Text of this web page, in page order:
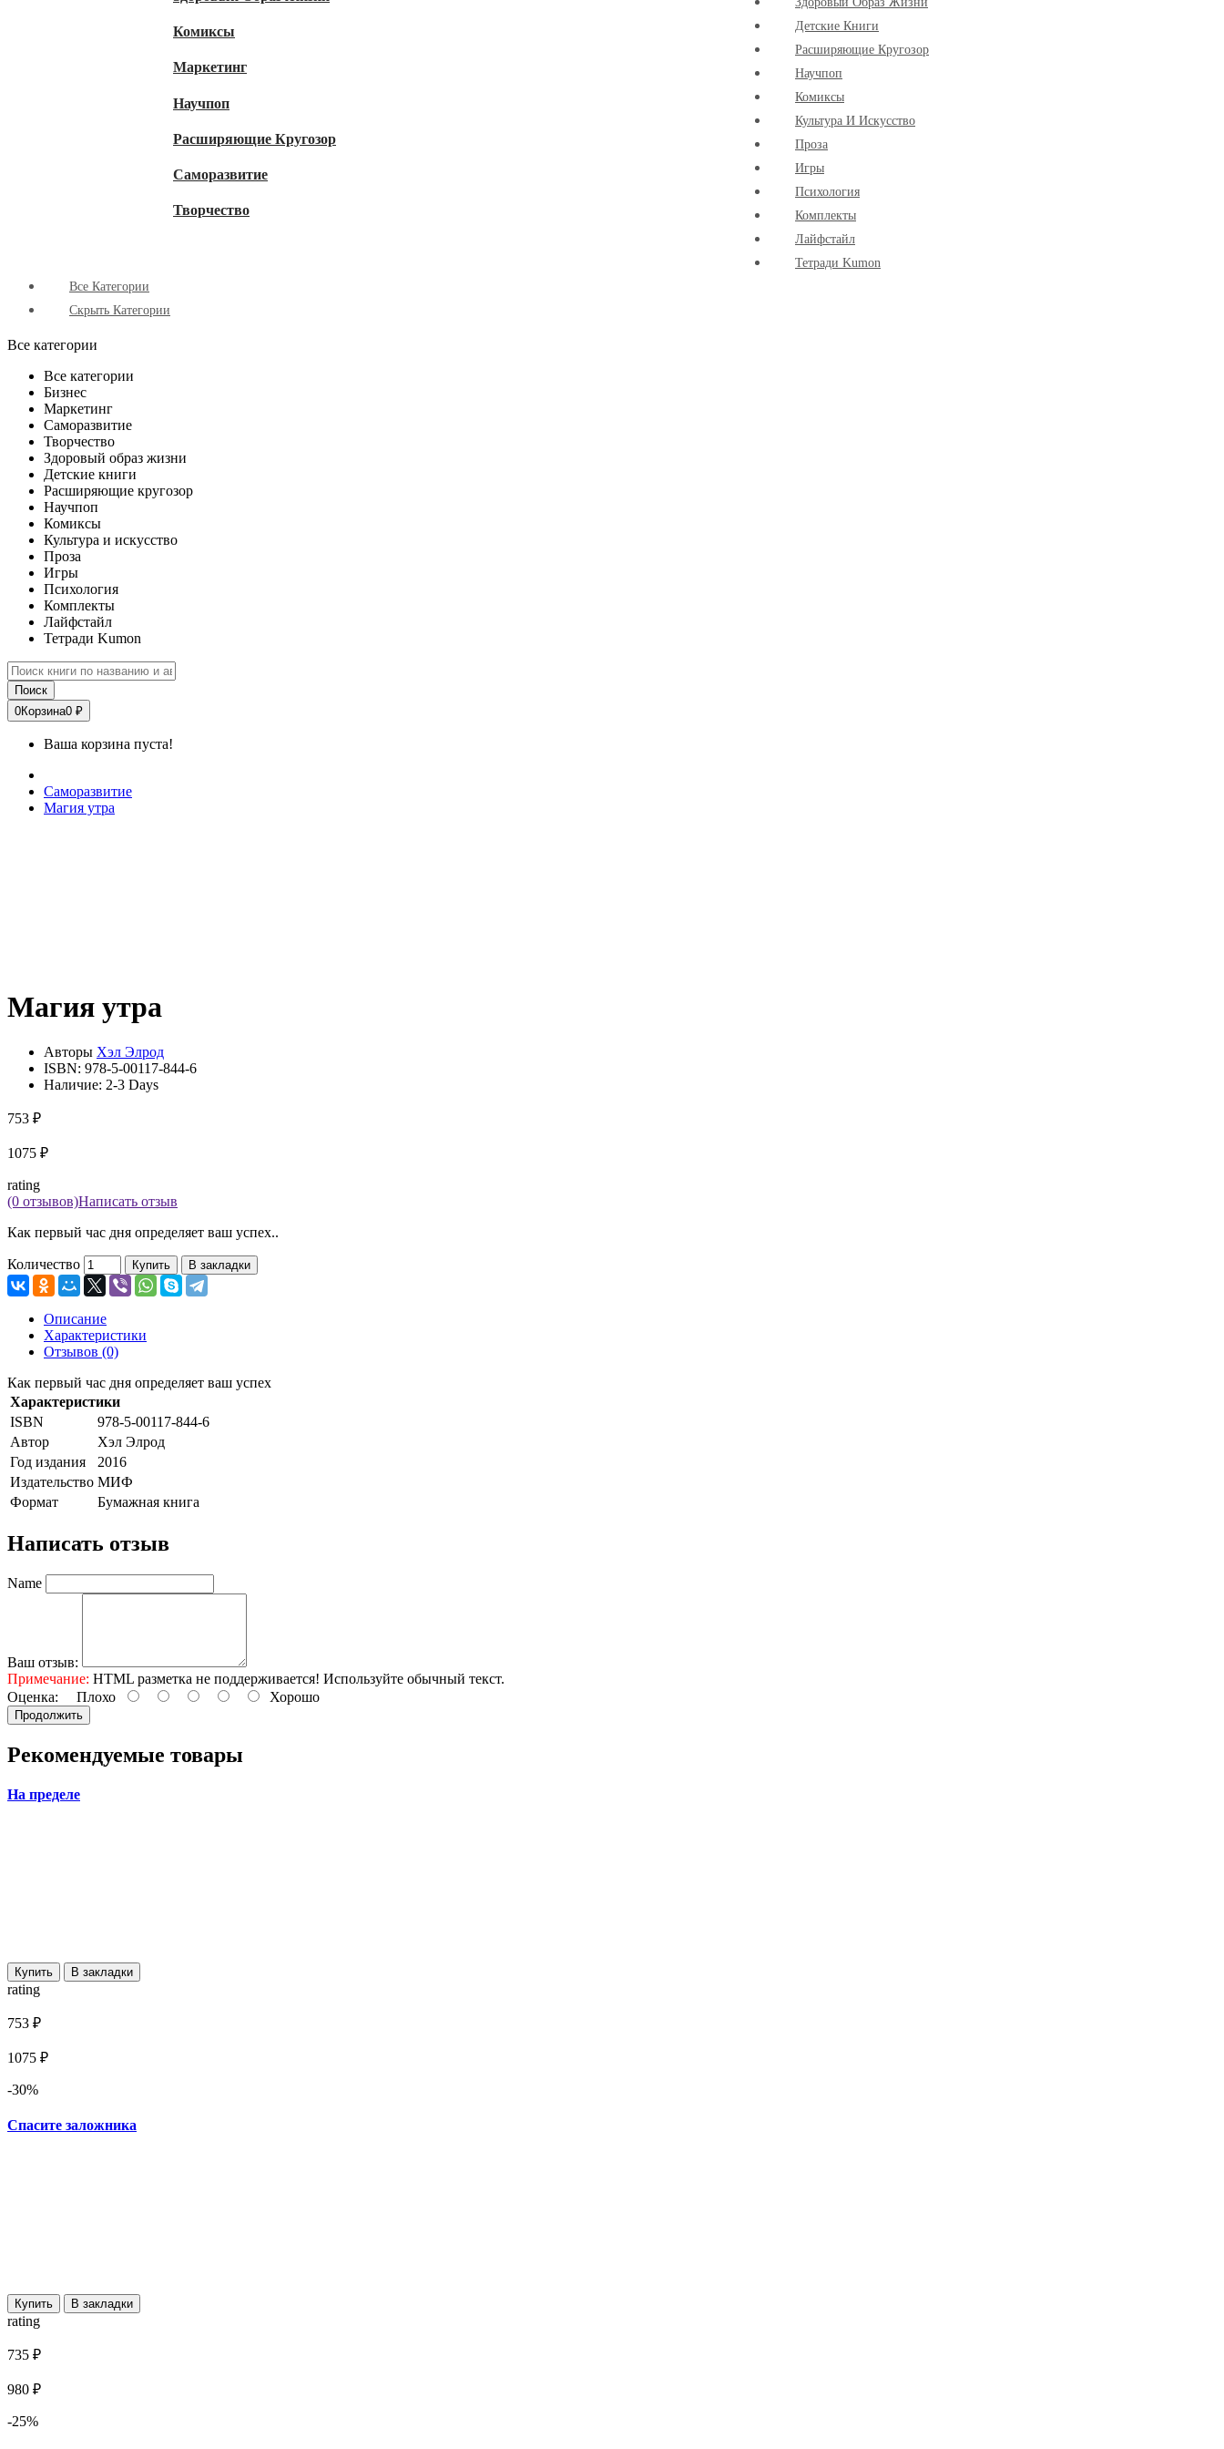
Комиксы
Маркетинг
Научпоп
Расширяющие Кругозор
Cаморазвитие
Творчество
Детские Книги
Расширяющие Кругозор
Научпоп
Комиксы
Культура И Искусство
Проза
Игры
Психология
Комплекты
Лайфстайл
Тетради Kumon
Все Категории
Скрыть Категории
Все категории
Все категории
Бизнес
Маркетинг
Саморазвитие
Творчество
Здоровый образ жизни
Детские книги
Расширяющие кругозор
Научпоп
Комиксы
Культура и искусство
Проза
Игры
Психология
Комплекты
Лайфстайл
Тетради Kumon
Поиск
0Корзина0 ₽
Ваша корзина пуста!
Саморазвитие
Магия утра
Магия утра
Авторы Хэл Элрод
ISBN: 978-5-00117-844-6
Наличие: 2-3 Days
753 ₽
1075 ₽
rating
(0 отзывов)Написать отзыв
Как первый час дня определяет ваш успех..
Количество Купить В закладки
Описание
Характеристики
Отзывов (0)
Как первый час дня определяет ваш успех
Характеристики
ISBN
978-5-00117-844-6
Автор
Хэл Элрод
Год издания
2016
Издательство МИФ
Формат
Бумажная книга
Написать отзыв
Name
Ваш отзыв:
Примечание: HTML разметка не поддерживается! Используйте обычный текст.
Оценка: Плохо Хорошо
Продолжить
Рекомендуемые товары
На пределе
Купить В закладки
rating
753 ₽
1075 ₽
-30%
Спасите заложника
Купить В закладки
rating
735 ₽
980 ₽
-25%